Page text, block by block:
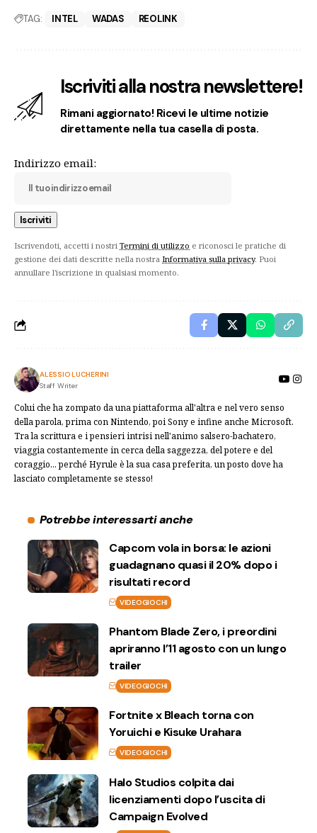
TAG: INTEL WADAS REOLINK
Iscriviti alla nostra newslettere!
Rimani aggiornato! Ricevi le ultime notizie
direttamente nella tua casella di posta.
Indirizzo email:
Iscrivendoti, accetti i nostri Termini di utilizzo e riconosci le pratiche di
gestione dei dati descritte nella nostra Informativa sulla privacy. Puoi
annullare l'iscrizione in qualsiasi momento.
ALESSIO LUCHERINI
Staff Writer
Colui che ha zompato da una piattaforma all'altra e nel vero senso
della parola, prima con Nintendo, poi Sony e infine anche Microsoft.
Tra la scrittura e i pensieri intrisi nell'animo salsero-bachatero,
viaggia costantemente in cerca della saggezza, del potere e del
coraggio... perché Hyrule è la sua casa preferita, un posto dove ha
lasciato completamente se stesso!
Potrebbe interessarti anche
Capcom vola in borsa: le azioni
guadagnano quasi il 20% dopo i
risultati record
VIDEOGIOCHI
Phantom Blade Zero, i preordini
apriranno l’11 agosto con un lungo
trailer
VIDEOGIOCHI
Fortnite x Bleach torna con
Yoruichi e Kisuke Urahara
VIDEOGIOCHI
Halo Studios colpita dai
licenziamenti dopo l’uscita di
Campaign Evolved